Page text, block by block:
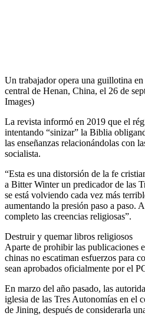
Un trabajador opera una guillotina
central de Henan, China, el 26 de
Images)
La revista informó en 2019 que el
intentando “sinizar” la Biblia
las enseñanzas relacionándolas con
socialista.
“Esta es una distorsión de la fe
a Bitter Winter un predicador de las
se está volviendo cada vez más
aumentando la presión paso a paso.
completo las creencias religiosas”.
Destruir y quemar libros religiosos
Aparte de prohibir las publicaciones
chinas no escatiman esfuerzos para
sean aprobados oficialmente por el
En marzo del año pasado, las
iglesia de las Tres Autonomías en el
de Jining, después de considerarla